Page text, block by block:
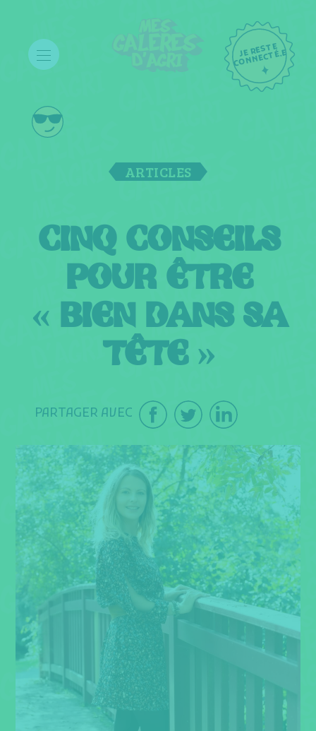
JE RESTE
C
ONNECTÉ.E
ARTICLES
CINQ CONSEILS
POUR ÊTRE
« BIEN DANS SA
TÊTE »
PARTAGER AVEC